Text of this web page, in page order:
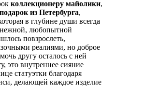
коллекционеру майолики,
подарок из Петербурга,
в глубине души всегда
нежной, любопытной
повзрослеть,
реалиями, но доброе
другу осталось с ней
это внутреннее сияние
статуэтки благодаря
делающей каждое изделие